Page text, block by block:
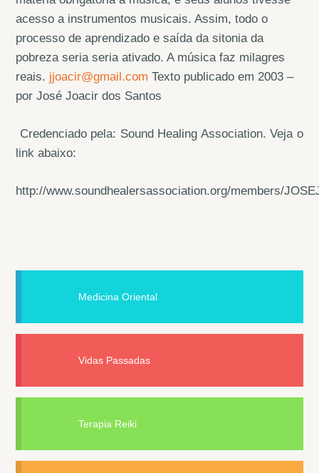
acesso a instrumentos musicais. Assim, todo o
processo de aprendizado e saída da sitonia da
pobreza seria seria ativado. A música faz milagres
reais. jjoacir@gmail.com Texto publicado em 2003 –
por José Joacir dos Santos
Credenciado pela: Sound Healing Association. Veja o
link abaixo:
http://www.soundhealersassociation.org/members/
Medicina Oriental
Vidas Passadas
Terapia Reiki